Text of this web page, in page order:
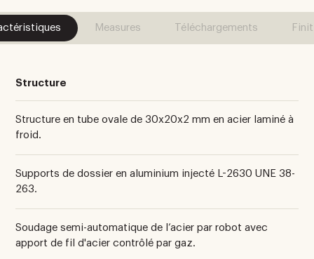
Measures Téléchargements
Structure
Structure en tube ovale de 30x20x2 mm en acier laminé à
froid.
Supports de dossier en aluminium injecté L-2630 UNE 38-
263.
Soudage semi-automatique de l’acier par robot avec
apport de fil d'acier contrôlé par gaz.